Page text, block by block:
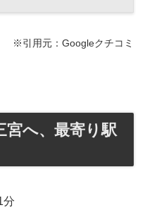
※引用元：Googleクチコミ
宮へ、最寄り駅
分